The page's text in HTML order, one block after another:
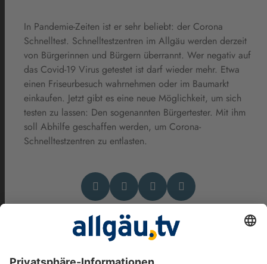
In Pandemie-Zeiten ist er sehr beliebt: der Corona
Schnelltest. Schnelltestzentren im Allgäu werden derzeit
von Bürgerinnen und Bürgern überrannt. Wer negativ auf
das Covid-19 Virus getestet ist darf wieder mehr. Etwa
einen Friseurbesuch wahrnehmen oder im Baumarkt
einkaufen. Jetzt gibt es eine neue Möglichkeit, um sich
testen zu lassen: Den sogenannten Bürgertester. Mit ihm
soll Abhilfe geschaffen werden, um Corona-
Schnelltestzentren zu entlasten.
Das könnte Dich auch